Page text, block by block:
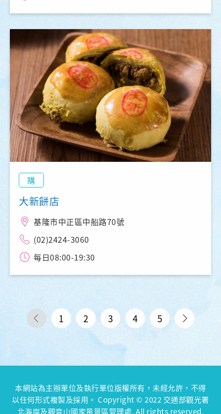
購
大新餅店
基隆市中正區中船路70號
(02)2424-3060
每日08:00-19:30
1 2 3 4 5
本網站為主辦單位及執行單位版權所有，未經允許，不得
以任何形式複製及採用。 Copyright © 2022 交通部觀光署
北海岸及觀音山國家風景區管理處. All rights reserved.